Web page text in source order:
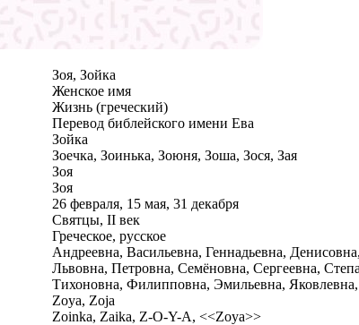
Зоя, Зойка
Женское имя
Жизнь (греческий)
Перевод библейского имени Ева
Зойка
Зоечка, Зоинька, Зоюня, Зоша, Зося, Зая
Зоя
Зоя
26 февраля, 15 мая, 31 декабря
Святцы, II век
Греческое, русское
Андреевна, Васильевна, Геннадьевна,
Львовна, Петровна, Семёновна, Сергеевна,
Тихоновна, Филипповна, Эмильевна,
Zoya, Zoja
Zoinka, Zaika, Z-O-Y-A, <<Zoya>>